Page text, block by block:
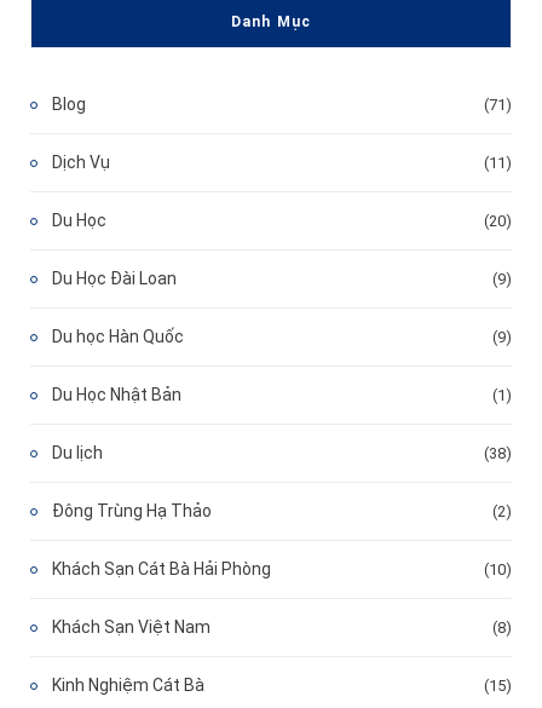
Danh Mục
Blog (71)
Dịch Vụ (11)
Du Học (20)
Du Học Đài Loan (9)
Du học Hàn Quốc (9)
Du Học Nhật Bản (1)
Du lịch (38)
Đông Trùng Hạ Thảo (2)
Khách Sạn Cát Bà Hải Phòng (10)
Khách Sạn Việt Nam (8)
Kinh Nghiệm Cát Bà (15)